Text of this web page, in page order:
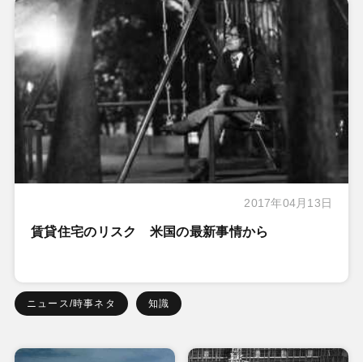
2017年04月13日
賃貸住宅のリスク 米国の最新事情から
ニュース/時事ネタ 知識